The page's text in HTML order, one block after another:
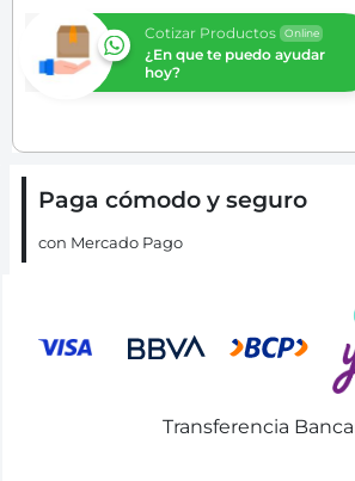
Cotizar Productos Online
¿En que te puedo ayudar
hoy?
Paga cómodo y seguro
con Mercado Pago
Transferencia